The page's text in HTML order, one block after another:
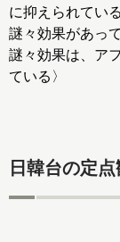
に抑えられてい
謎々効果があっ
謎々効果は、ア
ている〉
日韓台の定